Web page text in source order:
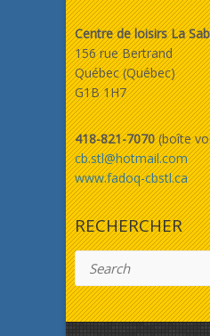
Centre de loisirs La
156 rue Bertrand
Québec (Québec)
G1B 1H7
418-821-7070(boîte
cb.stl@hotmail.com
www.fadoq-cbstl.ca
RECHERCHER